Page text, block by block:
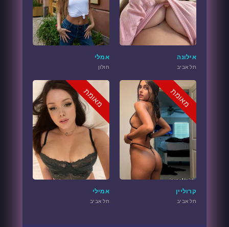
אמלי
חולון
אילונה
תל אביב
אמילי
תל אביב
מאומת
קרוליין
תל אביב
מאומת